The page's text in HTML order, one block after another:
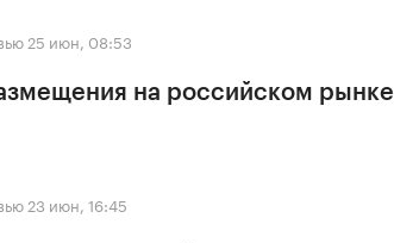
25 июн, 08:53
на российском рынке
23 июн, 16:45